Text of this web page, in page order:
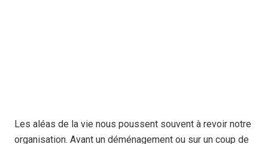
Les aléas de la vie nous poussent souvent à revoir notre
organisation. Avant un déménagement ou sur un coup de